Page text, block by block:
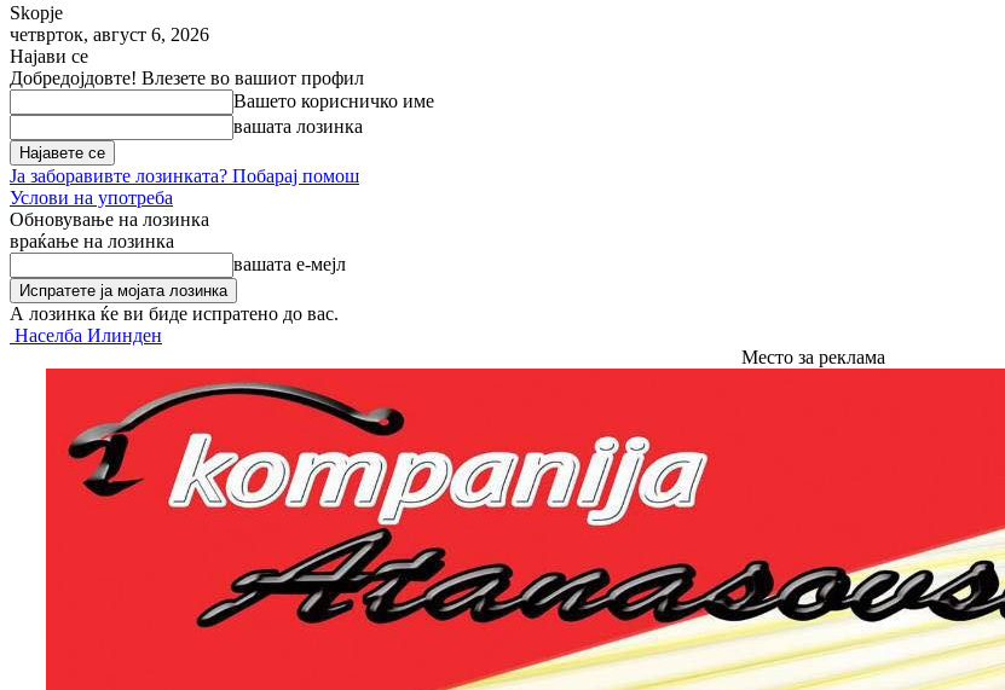
Skopje
четврток, август 6, 2026
Најави се
Добредојдовте! Влезете во вашиот профил
Вашето корисничко име
вашата лозинка
Ја заборавивте лозинката? Побарај помош
Услови на употреба
Обновување на лозинка
враќање на лозинка
вашата е-мејл
А лозинка ќе ви биде испратено до вас.
Населба Илинден
Место за реклама